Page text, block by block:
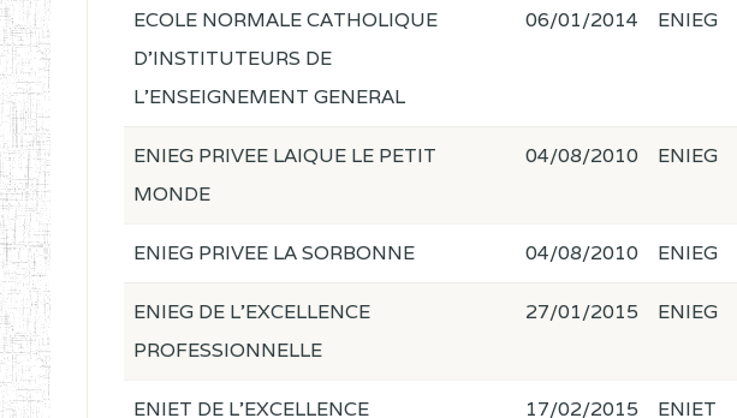
ECOLE NORMALE CATHOLIQUE
D'INSTITUTEURS DE
L'ENSEIGNEMENT GENERAL
06/01/2014 ENIEG
ENIEG PRIVEE LAIQUE LE PETIT
MONDE
04/08/2010 ENIEG
ENIEG PRIVEE LA SORBONNE 04/08/2010 ENIEG
ENIEG DE L'EXCELLENCE
PROFESSIONNELLE
27/01/2015 ENIEG
ENIET DE L'EXCELLENCE
17/02/2015 ENIET